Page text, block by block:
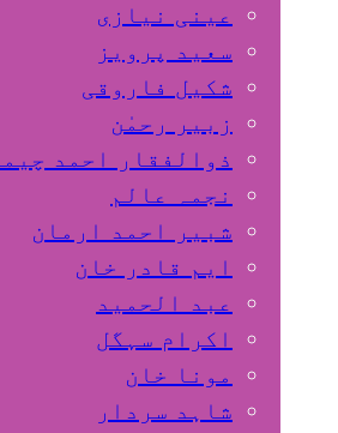
عینی نیازی
سعید پرویز
شکیل فاروقی
زبیر رحمٰن
ذوالفقار احمد چیمہ
نجمہ عالم
شبیر احمد ارمان
ایم قادر خان
عبد الحمید
اکرام سہگل
مونا خان
شاہد سردار